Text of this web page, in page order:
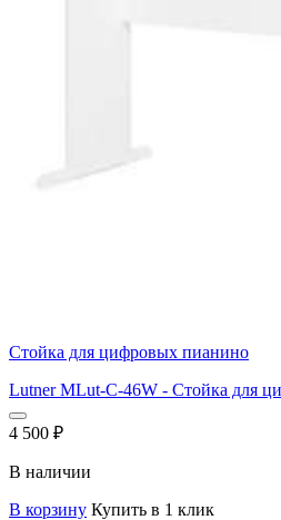
Стойка для цифровых пианино
Lutner MLut-C-46W - Стойка для
4 500 ₽
В наличии
В корзину Купить в 1 клик